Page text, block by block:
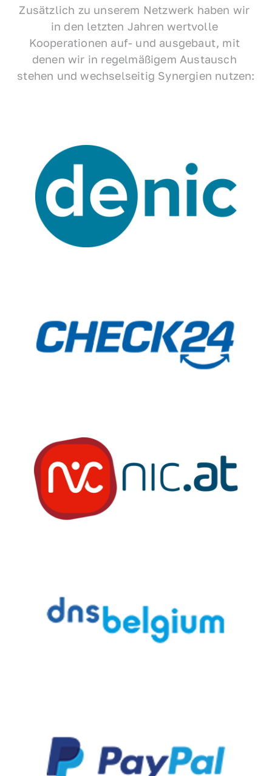
Zusätzlich zu unserem Netzwerk haben wir
in den letzten Jahren wertvolle
Kooperationen auf- und ausgebaut, mit
denen wir in regelmäßigem Austausch
stehen und wechselseitig Synergien nutzen: